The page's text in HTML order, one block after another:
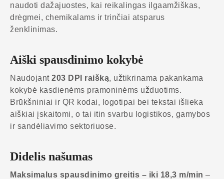
naudoti dažajuostes, kai reikalingas ilgaamžiškas,
drėgmei, chemikalams ir trinčiai atsparus
ženklinimas.
Aiški spausdinimo kokybė
Naudojant 203 DPI raišką, užtikrinama pakankama
kokybė kasdienėms pramoninėms užduotims.
Brūkšniniai ir QR kodai, logotipai bei tekstai išlieka
aiškiai įskaitomi, o tai itin svarbu logistikos, gamybos
ir sandėliavimo sektoriuose.
Didelis našumas
Maksimalus spausdinimo greitis – iki 18,3 m/min –